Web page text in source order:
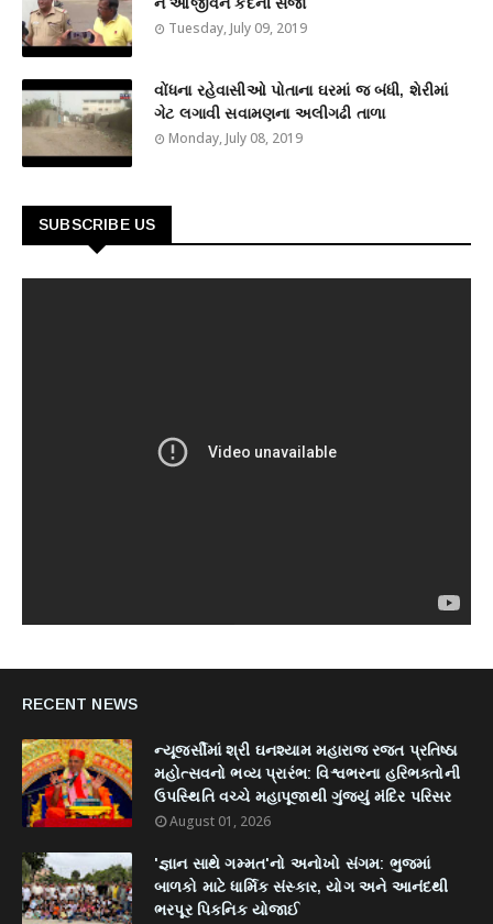
Tuesday, July 09, 2019
વોંધના રહેવાસીઓ પોતાના ઘરમાં જ બંધી, શેરીમાં
ગેટ લગાવી સવામણના અલીગઢી તાળા
Monday, July 08, 2019
SUBSCRIBE US
RECENT NEWS
ન્યૂજર્સીમાં શ્રી ઘનશ્યામ મહારાજ રજત પ્રતિષ્ઠા
મહોત્સવનો ભવ્ય પ્રારંભ: વિશ્વભરના હરિભક્તોની
ઉપસ્થિતિ વચ્ચે મહાપૂજાથી ગુંજ્યું મંદિર પરિસર
August 01, 2026
'જ્ઞાન સાથે ગમ્મત'નો અનોખો સંગમ: ભુજમાં
બાળકો માટે ધાર્મિક સંસ્કાર, યોગ અને આનંદથી
ભરપૂર પિકનિક યોજાઈ